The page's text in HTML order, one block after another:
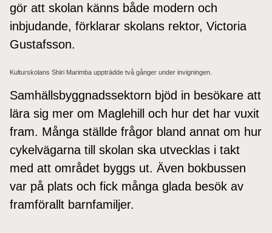
gör att skolan känns både modern och
inbjudande, förklarar skolans rektor, Victoria
Gustafsson.
Kulturskolans Shiri Marimba uppträdde två gånger under invigningen.
Samhällsbyggnadssektorn bjöd in besökare att
lära sig mer om Maglehill och hur det har vuxit
fram. Många ställde frågor bland annat om hur
cykelvägarna till skolan ska utvecklas i takt
med att området byggs ut. Även bokbussen
var på plats och fick många glada besök av
framförallt barnfamiljer.